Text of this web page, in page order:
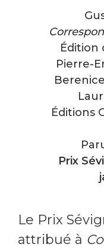
Le Prix
attribué à
Édition
Pierre-
Éditions
Prix